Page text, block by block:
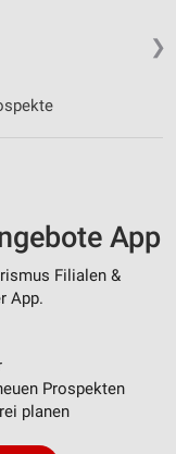
❯
App
Filialen &
App.
Prospekten
planen